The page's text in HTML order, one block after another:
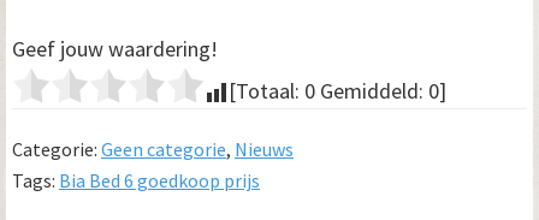
Geef jouw waardering!
[Totaal: 0 Gemiddeld: 0]
Categorie: Geen categorie, Nieuws
Tags: Bia Bed 6 goedkoop prijs